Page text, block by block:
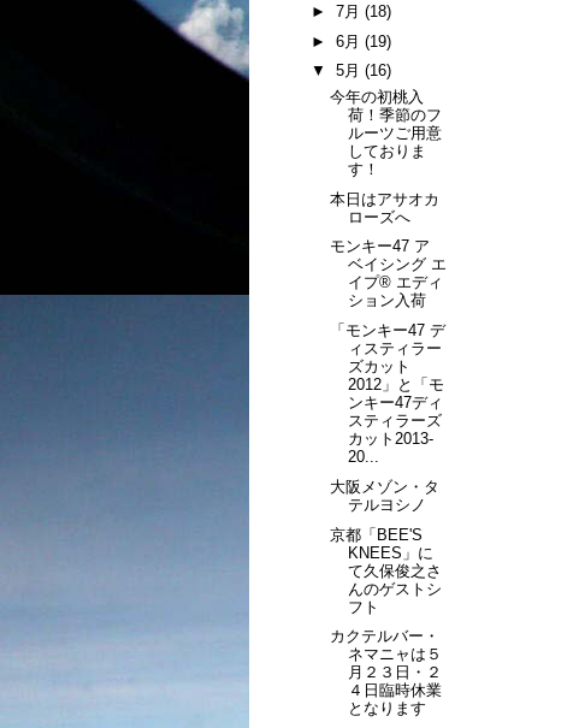
► 7月 (18)
► 6月 (19)
▼ 5月 (16)
今年の初桃入
荷！季節のフ
ルーツご用意
しておりま
す！
本日はアサオカ
ローズへ
モンキー47 ア
ベイシング エ
イプ® エディ
ション入荷
「モンキー47 デ
ィスティラー
ズカット
2012」と「モ
ンキー47ディ
スティラーズ
カット2013-
20...
大阪メゾン・タ
テルヨシノ
京都「BEE'S
KNEES」に
て久保俊之さ
んのゲストシ
フト
カクテルバー・
ネマニャは５
月２３日・２
４日臨時休業
となります